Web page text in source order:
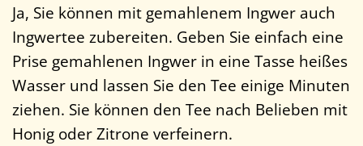
Ja, Sie können mit gemahlenem Ingwer auch
Ingwertee zubereiten. Geben Sie einfach eine
Prise gemahlenen Ingwer in eine Tasse heißes
Wasser und lassen Sie den Tee einige Minuten
ziehen. Sie können den Tee nach Belieben mit
Honig oder Zitrone verfeinern.